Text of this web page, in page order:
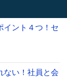
イント４つ！セ
ない！社員と会